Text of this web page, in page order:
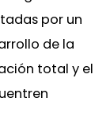
por un
de la
total y el